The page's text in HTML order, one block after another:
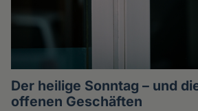
Der heilige Sonntag – und
offenen Geschäften